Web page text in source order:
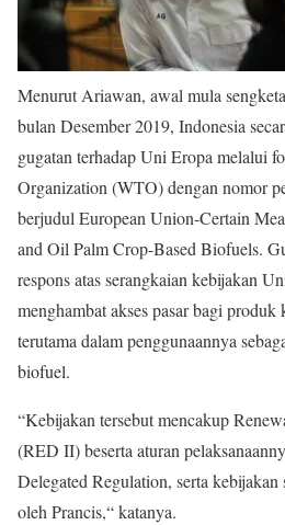
Menurut Ariawan, awal mula
bulan Desember 2019, Indonesia
gugatan terhadap Uni Eropa melalui
Organization (WTO) dengan nomor
berjudul European Union-Certain
and Oil Palm Crop-Based Biofuels.
respons atas serangkaian kebijakan
menghambat akses pasar bagi
terutama dalam penggunaannya
biofuel.
“Kebijakan tersebut mencakup
(RED II) beserta aturan
Delegated Regulation, serta
oleh Prancis,“ katanya.